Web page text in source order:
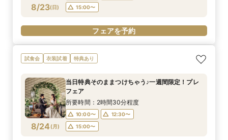
フェアを予約
フェアを予約
フェアを予約
8/23(日)
15:00〜
フェアを予約
試食会 衣装試着 特典あり
8/24 (月)
当日特典そのままつけちゃう♪一週間限定！プレ
フェア
所要時間：2時間30分程度
10:00〜
12:30〜
15:00〜